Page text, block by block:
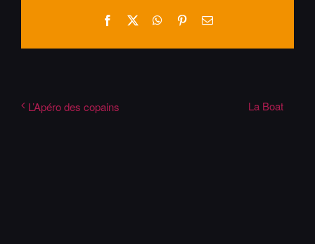
Facebook WhatsApp
PinterestEmail
L’Apéro des copains La Boat